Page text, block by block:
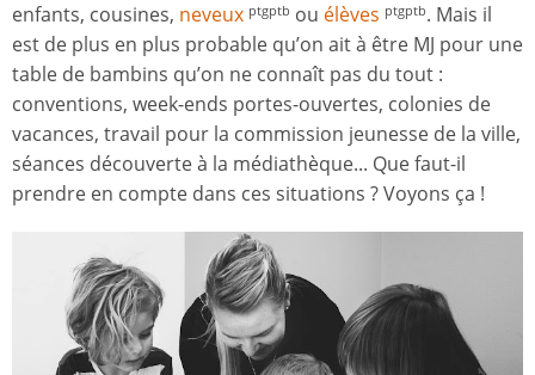
enfants, cousines, neveux ptgptb ou élèves ptgptb. Mais il
est de plus en plus probable qu’on ait à être MJ pour une
table de bambins qu’on ne connaît pas du tout :
conventions, week-ends portes-ouvertes, colonies de
vacances, travail pour la commission jeunesse de la ville,
séances découverte à la médiathèque... Que faut-il
prendre en compte dans ces situations ? Voyons ça !